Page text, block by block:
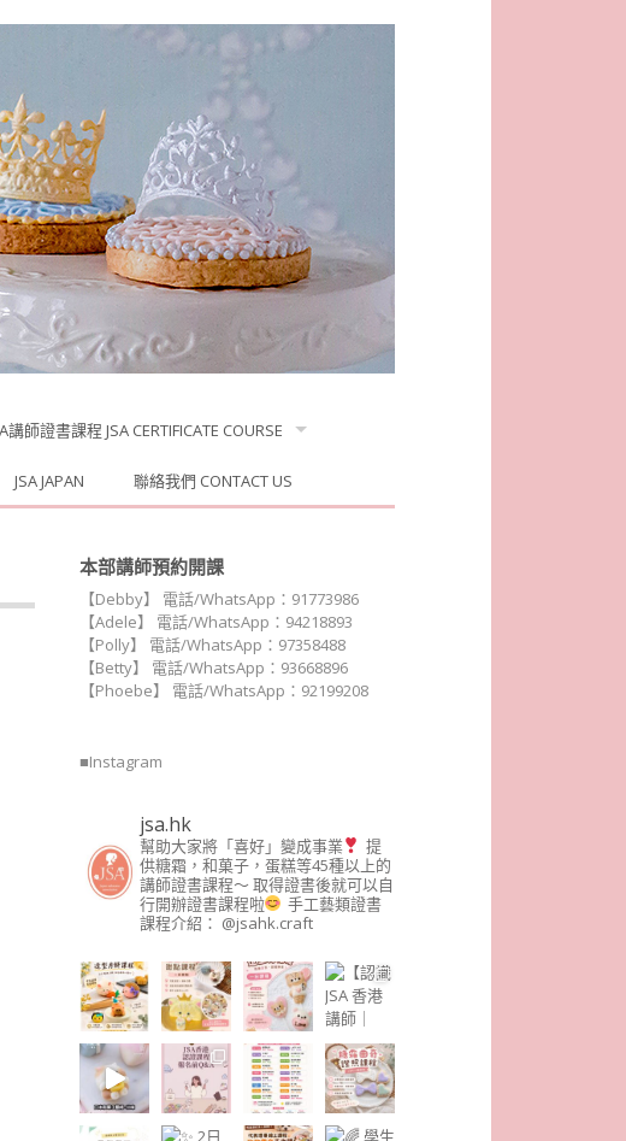
講師證書課程 JSA CERTIFICATE COURSE
JSA JAPAN 聯絡我們 CONTACT US
本部講師預約開課
【Debby】 電話/WhatsApp：91773986
【Adele】 電話/WhatsApp：94218893
【Polly】 電話/WhatsApp：97358488
【Betty】 電話/WhatsApp：93668896
【Phoebe】 電話/WhatsApp：92199208
■Instagram
jsa.hk
幫助大家將「喜好」變成事業
提
供糖霜，和菓子，蛋糕等45種以上的
講師證書課程～ 取得證書後就可以自
行開辦證書課程啦
手工藝類證書
課程介紹： @jsahk.craft